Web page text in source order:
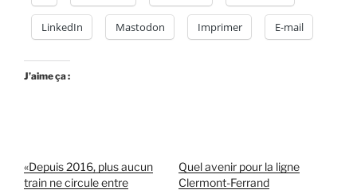
LinkedIn Mastodon Imprimer E-mail
J’aime ça :
«Depuis 2016, plus aucun
train ne circule entre
Quel avenir pour la ligne
Clermont-Ferrand